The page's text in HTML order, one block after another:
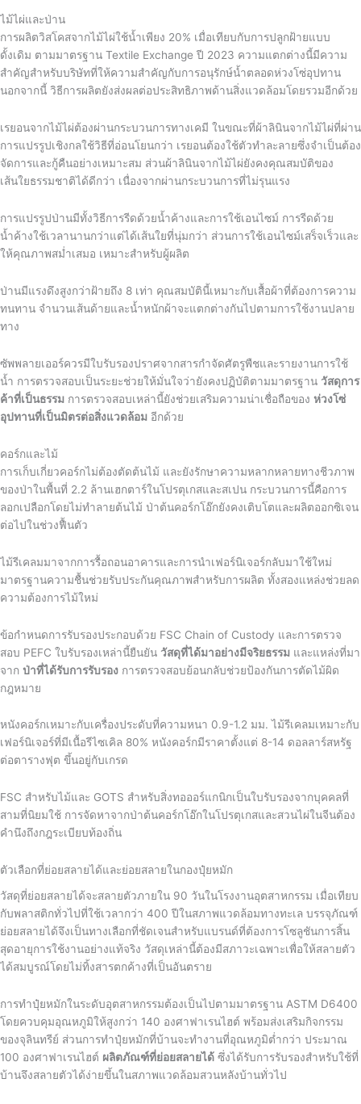
ไม้ไผ่และป่าน
การผลิตวิสโคสจากไม้ไผ่ใช้น้ำเพียง 20% เมื่อเทียบกับการปลูกฝ้ายแบบ
ดั้งเดิม ตามมาตรฐาน Textile Exchange ปี 2023 ความแตกต่างนี้มีความ
สำคัญสำหรับบริษัทที่ให้ความสำคัญกับการอนุรักษ์น้ำตลอดห่วงโซ่อุปทาน
นอกจากนี้ วิธีการผลิตยังส่งผลต่อประสิทธิภาพด้านสิ่งแวดล้อมโดยรวมอีกด้วย
เรยอนจากไม้ไผ่ต้องผ่านกระบวนการทางเคมี ในขณะที่ผ้าลินินจากไม้ไผ่ที่ผ่าน
การแปรรูปเชิงกลใช้วิธีที่อ่อนโยนกว่า เรยอนต้องใช้ตัวทำละลายซึ่งจำเป็นต้อง
จัดการและกู้คืนอย่างเหมาะสม ส่วนผ้าลินินจากไม้ไผ่ยังคงคุณสมบัติของ
เส้นใยธรรมชาติได้ดีกว่า เนื่องจากผ่านกระบวนการที่ไม่รุนแรง
การแปรรูปป่านมีทั้งวิธีการรีดด้วยน้ำค้างและการใช้เอนไซม์ การรีดด้วย
น้ำค้างใช้เวลานานกว่าแต่ได้เส้นใยที่นุ่มกว่า ส่วนการใช้เอนไซม์เสร็จเร็วและ
ให้คุณภาพสม่ำเสมอ เหมาะสำหรับผู้ผลิต
ป่านมีแรงดึงสูงกว่าฝ้ายถึง 8 เท่า คุณสมบัตินี้เหมาะกับเสื้อผ้าที่ต้องการความ
ทนทาน จำนวนเส้นด้ายและน้ำหนักผ้าจะแตกต่างกันไปตามการใช้งานปลาย
ทาง
ซัพพลายเออร์ควรมีใบรับรองปราศจากสารกำจัดศัตรูพืชและรายงานการใช้
น้ำ การตรวจสอบเป็นระยะช่วยให้มั่นใจว่ายังคงปฏิบัติตามมาตรฐาน วัสดุการ
ค้าที่เป็นธรรม การตรวจสอบเหล่านี้ยังช่วยเสริมความน่าเชื่อถือของ ห่วงโซ่
อุปทานที่เป็นมิตรต่อสิ่งแวดล้อม อีกด้วย
คอร์กและไม้
การเก็บเกี่ยวคอร์กไม่ต้องตัดต้นไม้ และยังรักษาความหลากหลายทางชีวภาพ
ของป่าในพื้นที่ 2.2 ล้านเฮกตาร์ในโปรตุเกสและสเปน กระบวนการนี้คือการ
ลอกเปลือกโดยไม่ทำลายต้นไม้ ป่าต้นคอร์กโอ๊กยังคงเติบโตและผลิตออกซิเจน
ต่อไปในช่วงฟื้นตัว
ไม้รีเคลมมาจากการรื้อถอนอาคารและการนำเฟอร์นิเจอร์กลับมาใช้ใหม่
มาตรฐานความชื้นช่วยรับประกันคุณภาพสำหรับการผลิต ทั้งสองแหล่งช่วยลด
ความต้องการไม้ใหม่
ข้อกำหนดการรับรองประกอบด้วย FSC Chain of Custody และการตรวจ
สอบ PEFC ใบรับรองเหล่านี้ยืนยัน วัสดุที่ได้มาอย่างมีจริยธรรม และแหล่งที่มา
จาก ป่าที่ได้รับการรับรอง การตรวจสอบย้อนกลับช่วยป้องกันการตัดไม้ผิด
กฎหมาย
หนังคอร์กเหมาะกับเครื่องประดับที่ความหนา 0.9-1.2 มม. ไม้รีเคลมเหมาะกับ
เฟอร์นิเจอร์ที่มีเนื้อรีไซเคิล 80% หนังคอร์กมีราคาตั้งแต่ 8-14 ดอลลาร์สหรัฐ
ต่อตารางฟุต ขึ้นอยู่กับเกรด
FSC สำหรับไม้และ GOTS สำหรับสิ่งทอออร์แกนิกเป็นใบรับรองจากบุคคลที่
สามที่นิยมใช้ การจัดหาจากป่าต้นคอร์กโอ๊กในโปรตุเกสและสวนไผ่ในจีนต้อง
คำนึงถึงกฎระเบียบท้องถิ่น
ตัวเลือกที่ย่อยสลายได้และย่อยสลายในกองปุ๋ยหมัก
วัสดุที่ย่อยสลายได้จะสลายตัวภายใน 90 วันในโรงงานอุตสาหกรรม เมื่อเทียบ
กับพลาสติกทั่วไปที่ใช้เวลากว่า 400 ปีในสภาพแวดล้อมทางทะเล บรรจุภัณฑ์
ย่อยสลายได้จึงเป็นทางเลือกที่ชัดเจนสำหรับแบรนด์ที่ต้องการโซลูชันการสิ้น
สุดอายุการใช้งานอย่างแท้จริง วัสดุเหล่านี้ต้องมีสภาวะเฉพาะเพื่อให้สลายตัว
ได้สมบูรณ์โดยไม่ทิ้งสารตกค้างที่เป็นอันตราย
การทำปุ๋ยหมักในระดับอุตสาหกรรมต้องเป็นไปตามมาตรฐาน ASTM D6400
โดยควบคุมอุณหภูมิให้สูงกว่า 140 องศาฟาเรนไฮต์ พร้อมส่งเสริมกิจกรรม
ของจุลินทรีย์ ส่วนการทำปุ๋ยหมักที่บ้านจะทำงานที่อุณหภูมิต่ำกว่า ประมาณ
100 องศาฟาเรนไฮต์ ผลิตภัณฑ์ที่ย่อยสลายได้ ซึ่งได้รับการรับรองสำหรับใช้ที่
บ้านจึงสลายตัวได้ง่ายขึ้นในสภาพแวดล้อมสวนหลังบ้านทั่วไป